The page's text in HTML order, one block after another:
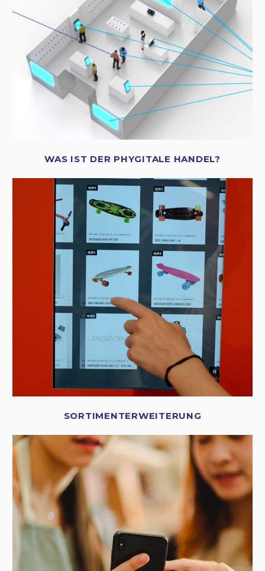
WAS IST DER PHYGITALE HANDEL?
SORTIMENTERWEITERUNG